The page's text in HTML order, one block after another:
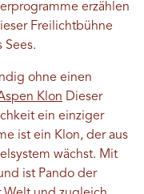
erzählen
Freilichtbühne
ohne einen
Klon Dieser
ein einziger
ist ein Klon, der aus
wächst. Mit
ist Pando der